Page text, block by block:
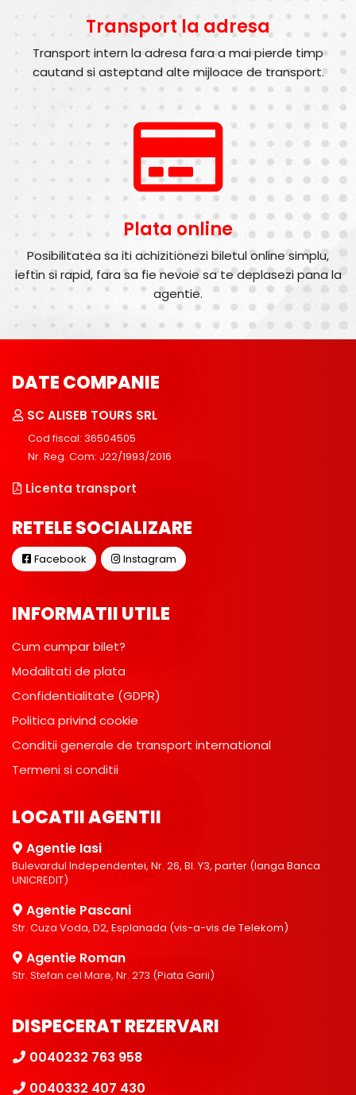
Transport la adresa
Transport intern la adresa fara a mai pierde timp
cautand si asteptand alte mijloace de transport.
Plata online
Posibilitatea sa iti achizitionezi biletul online simplu,
ieftin si rapid, fara sa fie nevoie sa te deplasezi pana la
agentie.
DATE COMPANIE
SC ALISEB TOURS SRL
Cod fiscal: 36504505
Nr. Reg. Com: J22/1993/2016
Licenta transport
RETELE SOCIALIZARE
Facebook Instagram
INFORMATII UTILE
Cum cumpar bilet?
Modalitati de plata
Confidentialitate (GDPR)
Politica privind cookie
Conditii generale de transport international
Termeni si conditii
LOCATII AGENTII
Agentie Iasi
Bulevardul Independentei, Nr. 26, Bl. Y3, parter (langa Banca
UNICREDIT)
Agentie Pascani
Str. Cuza Voda, D2, Esplanada (vis-a-vis de Telekom)
Agentie Roman
Str. Stefan cel Mare, Nr. 273 (Piata Garii)
DISPECERAT REZERVARI
0040232 763 958
0040332 407 430